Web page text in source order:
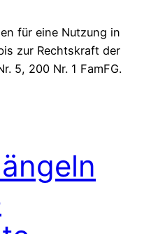
für eine Nutzung in
zur Rechtskraft der
5, 200 Nr. 1 FamFG.